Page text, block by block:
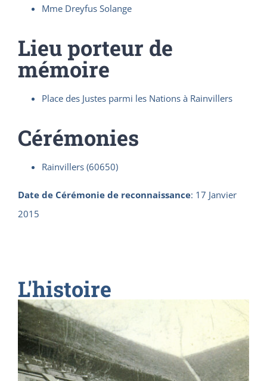
Mme Dreyfus Solange
Lieu porteur de
mémoire
Place des Justes parmi les Nations à Rainvillers
Cérémonies
Rainvillers (60650)
Date de Cérémonie de reconnaissance: 17 Janvier
2015
L'histoire